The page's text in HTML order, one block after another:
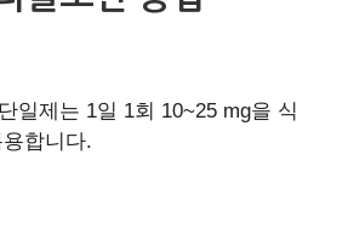
일제는 1일 1회 10~25 mg을 식
합니다.